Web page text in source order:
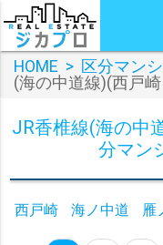
HOME > 区分マン
(海の中道線)(西戸
JR香椎線(海の中
分マン
西戸崎 海ノ中道 雁